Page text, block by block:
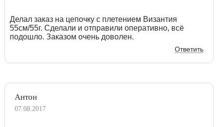
Делал заказ на цепочку с плетением Византия
55см/55г. Сделали и отправили оперативно, всё
подошло. Заказом очень доволен.
Ответить
Антон
07.08.2017